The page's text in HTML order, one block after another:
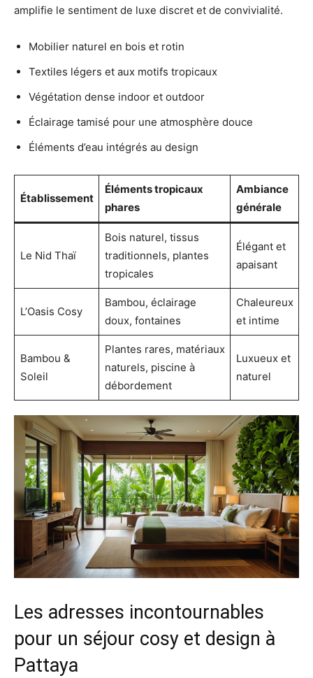
amplifie le sentiment de luxe discret et de convivialité.
Mobilier naturel en bois et rotin
Textiles légers et aux motifs tropicaux
Végétation dense indoor et outdoor
Éclairage tamisé pour une atmosphère douce
Éléments d’eau intégrés au design
Établissement
Éléments tropicaux
phares
Ambiance
générale
Le Nid Thaï
Bois naturel, tissus
traditionnels, plantes
tropicales
Élégant et
apaisant
L’Oasis Cosy
Bambou, éclairage
doux, fontaines
Chaleureux
et intime
Bambou &
Soleil
Plantes rares, matériaux
naturels, piscine à
débordement
Luxueux et
naturel
Les adresses incontournables
pour un séjour cosy et design à
Pattaya